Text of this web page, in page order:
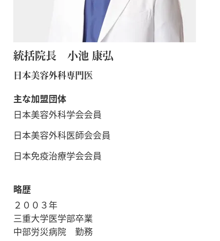
統括院長 小池 康弘
日本美容外科専門医
主な加盟団体
日本美容外科学会会員
日本美容外科医師会会員
日本免疫治療学会会員
略歴
２００３年
三重大学医学部卒業
中部労災病院 勤務